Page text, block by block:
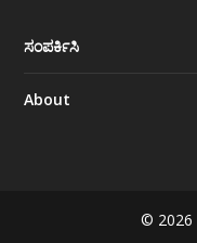
ಸಂಪರ್ಕಿಸಿ
About
© 2026